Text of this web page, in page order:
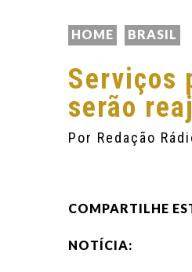
HOME BRASIL
Serviços
serão
Por Redação
COMPARTILHE
NOTÍCIA: